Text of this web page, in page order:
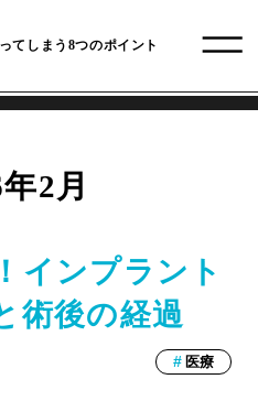
てしまう8つのポイント
2月
インプラント
術後の経過
医療